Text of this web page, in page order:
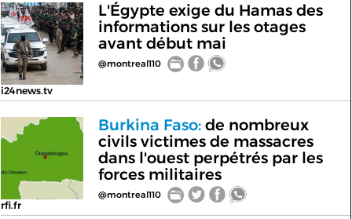
i24news.tv
L'Égypte exige du Hamas des
informations sur les otages
avant début mai
@montreal110
rfi.fr
Burkina Faso:de nombreux
civils victimes de massacres
dans l'ouest perpétrés par les
forces militaires
@montreal110